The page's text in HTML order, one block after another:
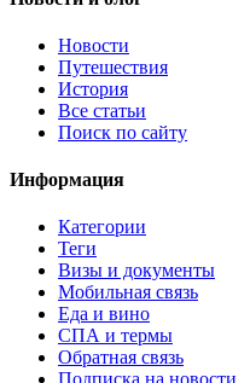
Новости
Путешествия
История
Все статьи
Поиск по сайту
Информация
Категории
Теги
Визы и документы
Мобильная связь
Еда и вино
СПА и термы
Обратная связь